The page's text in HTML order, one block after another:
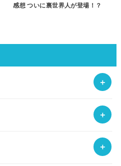
感想 ついに裏世界人が登場！？